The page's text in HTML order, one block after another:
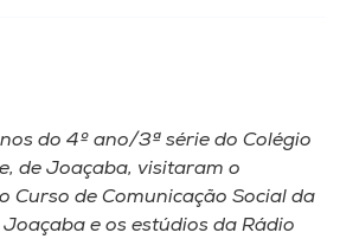
do 4º ano/3ª série do Colégio
de Joaçaba, visitaram o
Curso de Comunicação Social da
e os estúdios da Rádio